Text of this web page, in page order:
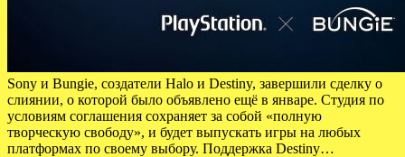
Sony и Bungie, создатели Halo и Destiny, завершили сделку о
слиянии, о которой было объявлено ещё в январе. Студия по
условиям соглашения сохраняет за собой «полную
творческую свободу», и будет выпускать игры на любых
платформах по своему выбору. Поддержка Destiny…